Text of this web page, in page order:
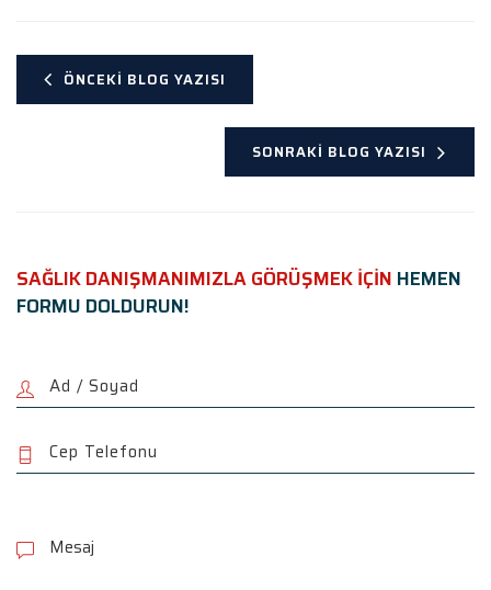
ÖNCEKI BLOG YAZISI
SONRAKI BLOG YAZISI
SAĞLIK DANIŞMANIMIZLA GÖRÜŞMEK İÇİN HEMEN
FORMU DOLDURUN!
l
e